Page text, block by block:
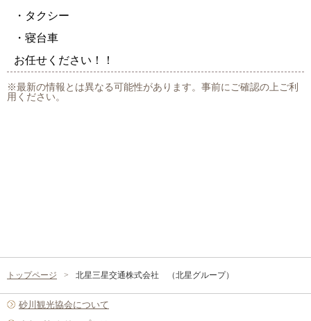
・タクシー
・寝台車
お任せください！！
※最新の情報とは異なる可能性があります。事前にご確認の上ご利
用ください。
トップページ 北星三星交通株式会社 （北星グループ）
砂川観光協会について